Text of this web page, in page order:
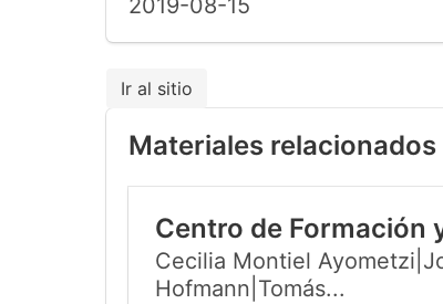
2019-08-15
Ir al sitio
Materiales relacionados
Centro de Formación
Cecilia Montiel
Hofmann|Tomás...